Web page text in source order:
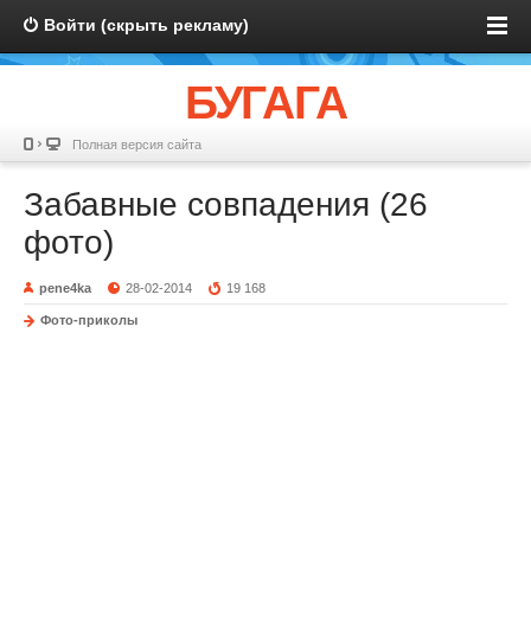
Войти (скрыть рекламу)
БУГАГА
Полная версия сайта
Забавные совпадения (26
фото)
pene4ka 28-02-2014 19 168
Фото-приколы